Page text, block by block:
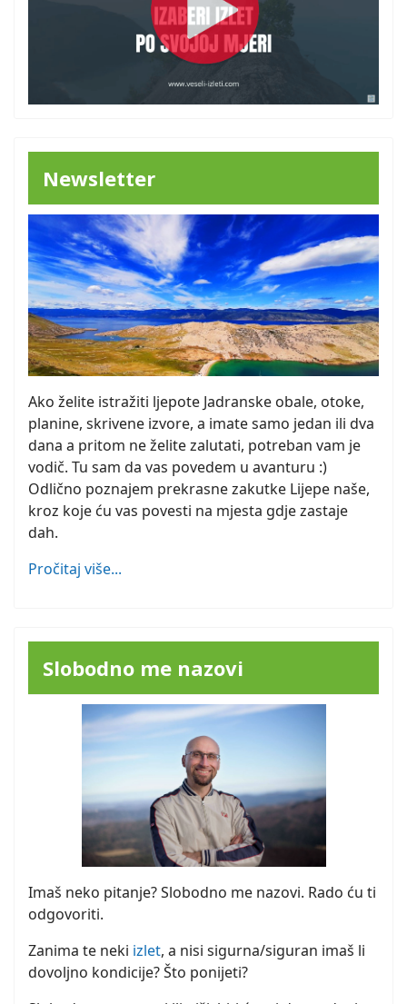
Newsletter
Ako želite istražiti ljepote Jadranske obale, otoke,
planine, skrivene izvore, a imate samo jedan ili dva
dana a pritom ne želite zalutati, potreban vam je
vodič. Tu sam da vas povedem u avanturu :)
Odlično poznajem prekrasne zakutke Lijepe naše,
kroz koje ću vas povesti na mjesta gdje zastaje
dah.
Pročitaj više...
Slobodno me nazovi
Imaš neko pitanje? Slobodno me nazovi. Rado ću ti
odgovoriti.
Zanima te neki izlet, a nisi sigurna/siguran imaš li
dovoljno kondicije? Što ponijeti?